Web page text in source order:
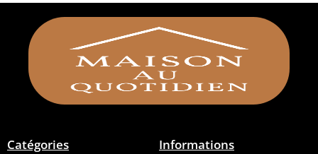
Catégories Informations